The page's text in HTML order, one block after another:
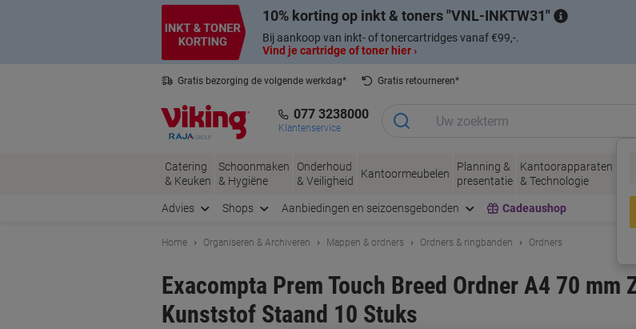
10% korting op inkt & toners VNL-INKTW31
Bij aankoop van inkt- of tonercartridges vanaf €99,-.
Vind je cartridge of toner hier ›
Gratis bezorging de volgende werkdag*
Gratis retourneren*
077 3238000
Klantenservice
Catering
& Keuken
Schoonmaken
& Hygiëne
Onderhoud
& Veiligheid
Kantoormeubelen
Planning &
presentatie
Kantoorapparaten
& Technologie
Advies Shops Aanbiedingen en seizoensgebonden Cadeaushop
Home Organiseren & Archiveren Mappen & ordners Ordners & ringbanden Ordners
Exacompta Prem Touch Breed Ordner A4 70 mm
Kunststof Staand 10 Stuks